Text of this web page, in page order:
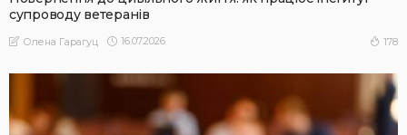
супроводу ветеранів
Олена Гарагуц 16.07.2026 178